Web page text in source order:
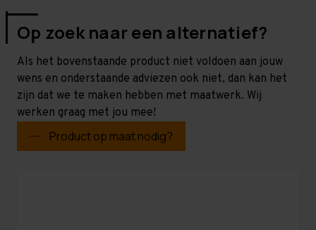
Op zoek naar een alternatief?
Als het bovenstaande product niet voldoen aan jouw
wens en onderstaande adviezen ook niet, dan kan het
zijn dat we te maken hebben met maatwerk. Wij
werken graag met jou mee!
Product op maat nodig?